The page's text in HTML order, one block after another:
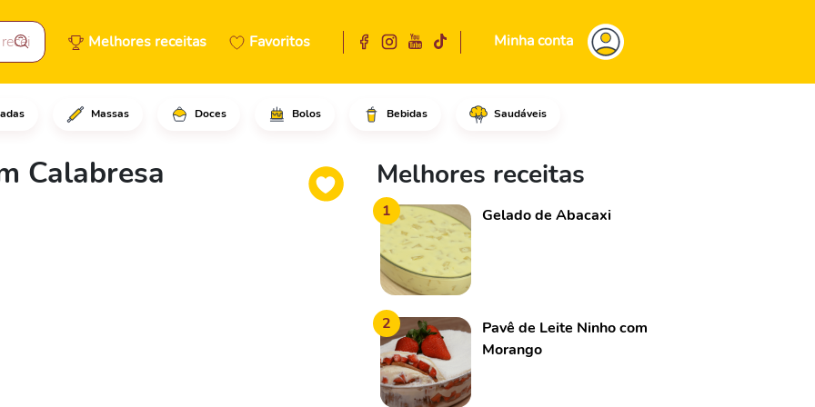
Melhores receitas Favoritos Minha conta
Massas Doces Bolos Bebidas Saudáveis
Calabresa
em fogo médio para baixo, adicione um fio de óleo
Melhores receitas
1 Gelado de Abacaxi
2
Pavê de Leite Ninho com
Morango